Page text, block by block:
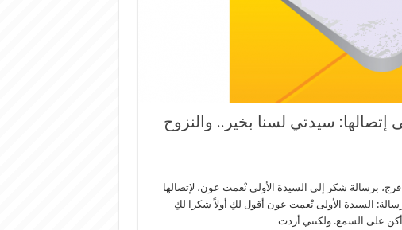
سيدتي لسنا بخير.. والنزوح
فرج، برسالة شكر إلى السيدة الأولى نْعمت عون، لإتصالها
السيدة الأولى نْعمت عون أقول لكِ أولاً شكرا لكِ
أكن على السمع. ولكنني أردت …